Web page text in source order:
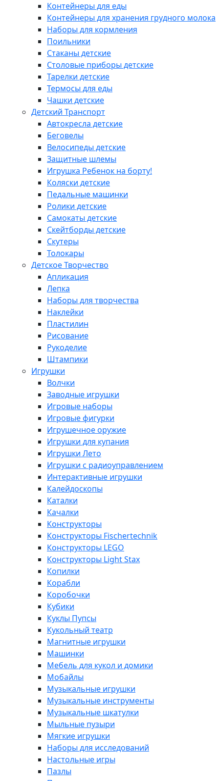
Контейнеры для еды
Контейнеры для хранения грудного молока
Наборы для кормления
Поильники
Стаканы детские
Столовые приборы детские
Тарелки детские
Термосы для еды
Чашки детские
Детский Транспорт
Автокресла детские
Беговелы
Велосипеды детские
Защитные шлемы
Игрушка Ребенок на борту!
Коляски детские
Педальные машинки
Ролики детские
Самокаты детские
Скейтборды детские
Скутеры
Толокары
Детское Творчество
Апликация
Лепка
Наборы для творчества
Наклейки
Пластилин
Рисование
Рукоделие
Штампики
Игрушки
Волчки
Заводные игрушки
Игровые наборы
Игровые фигурки
Игрушечное оружие
Игрушки для купания
Игрушки Лето
Игрушки с радиоуправлением
Интерактивные игрушки
Калейдоскопы
Каталки
Качалки
Конструкторы
Конструкторы Fisсhertechnik
Конструкторы LEGO
Конструкторы Light Stax
Копилки
Корабли
Коробочки
Кубики
Куклы Пупсы
Кукольный театр
Магнитные игрушки
Машинки
Мебель для кукол и домики
Мобайлы
Музыкальные игрушки
Музыкальные инструменты
Музыкальные шкатулки
Мыльные пузыри
Мягкие игрушки
Наборы для исследований
Настольные игры
Пазлы